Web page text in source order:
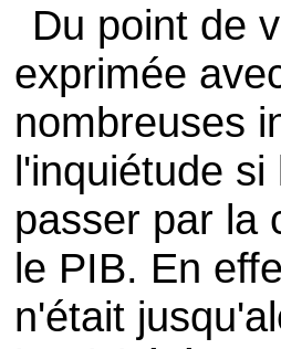
Du point de
exprimée
nombreuses
l'inquiétude
passer par la
le PIB. En
n'était